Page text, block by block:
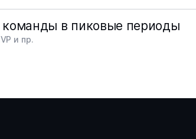
команды в пиковые периоды
и пр.